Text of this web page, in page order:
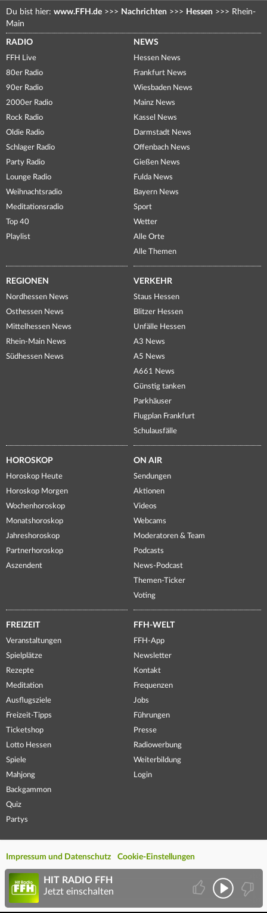
Du bist hier: www.FFH.de >>> Nachrichten >>> Hessen >>> Rhein-
Main
RADIO
FFH Live
80er Radio
90er Radio
2000er Radio
Rock Radio
Oldie Radio
Schlager Radio
Party Radio
Lounge Radio
Weihnachtsradio
Meditationsradio
Top 40
Playlist
NEWS
Hessen News
Frankfurt News
Wiesbaden News
Mainz News
Kassel News
Darmstadt News
Offenbach News
Gießen News
Fulda News
Bayern News
Sport
Wetter
Alle Orte
Alle Themen
REGIONEN
Nordhessen News
Osthessen News
Mittelhessen News
Rhein-Main News
Südhessen News
VERKEHR
Staus Hessen
Blitzer Hessen
Unfälle Hessen
A3 News
A5 News
A661 News
Günstig tanken
Parkhäuser
Flugplan Frankfurt
Schulausfälle
HOROSKOP
Horoskop Heute
Horoskop Morgen
Wochenhoroskop
Monatshoroskop
Jahreshoroskop
Partnerhoroskop
Aszendent
ON AIR
Sendungen
Aktionen
Videos
Webcams
Moderatoren & Team
Podcasts
News-Podcast
Themen-Ticker
Voting
FREIZEIT
Veranstaltungen
Spielplätze
Rezepte
Meditation
Ausflugsziele
Freizeit-Tipps
Ticketshop
Lotto Hessen
Spiele
Mahjong
Backgammon
Quiz
Partys
FFH-WELT
FFH-App
Newsletter
Kontakt
Frequenzen
Jobs
Führungen
Presse
Radiowerbung
Weiterbildung
Login
Impressum und Datenschutz Cookie-Einstellungen
HIT RADIO FFH
Jetzt einschalten